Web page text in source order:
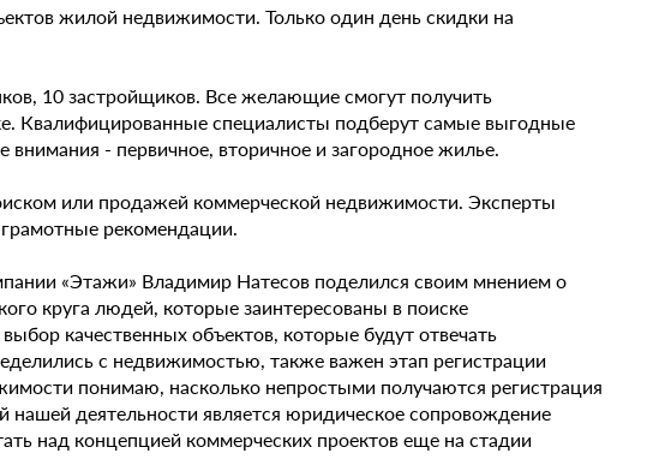
жилой недвижимости. Только один день скидки на
10 застройщиков. Все желающие смогут получить
Квалифицированные специалисты подберут самые выгодные
- первичное, вторичное и загородное жилье.
или продажей коммерческой недвижимости. Эксперты
рекомендации.
«Этажи» Владимир Натесов поделился своим мнением о
круга людей, которые заинтересованы в поиске
качественных объектов, которые будут отвечать
с недвижимостью, также важен этап регистрации
понимаю, насколько непростыми получаются регистрация
деятельности является юридическое сопровождение
над концепцией коммерческих проектов еще на стадии